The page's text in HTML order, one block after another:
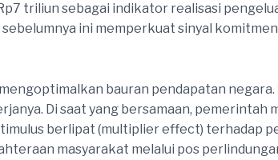
triliun sebagai indikator realisasi
ini memperkuat sinyal
bauran pendapatan
Di saat yang bersamaan,
berlipat (multiplier effect) terhadap
masyarakat melalui pos